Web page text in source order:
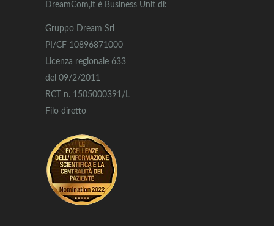
DreamCom,it è Business Unit di:
Gruppo Dream Srl
PI/CF 10896871000
Licenza regionale 633
del 09/2/2011
RCT n. 1505000391/L
Filo diretto